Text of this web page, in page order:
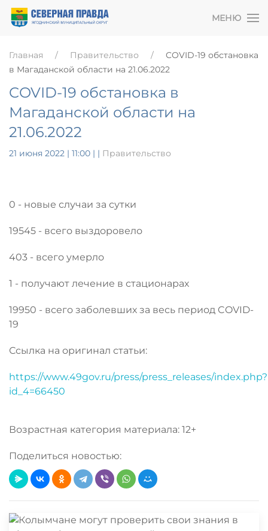
МЕНЮ
Главная Правительство
COVID-19 обстановка
в Магаданской области на 21.06.2022
COVID-19 обстановка в
Магаданской области на
21.06.2022
21 июня 2022 | 11:00 | | Правительство
0 - новые случаи за сутки
19545 - всего выздоровело
403 - всего умерло
1 - получают лечение в стационарах
19950 - всего заболевших за весь период COVID-
19
Ссылка на оригинал статьи:
https://www.49gov.ru/press/press_releases/index.php?
id_4=66450
Возрастная категория материала: 12+
Поделиться новостью: